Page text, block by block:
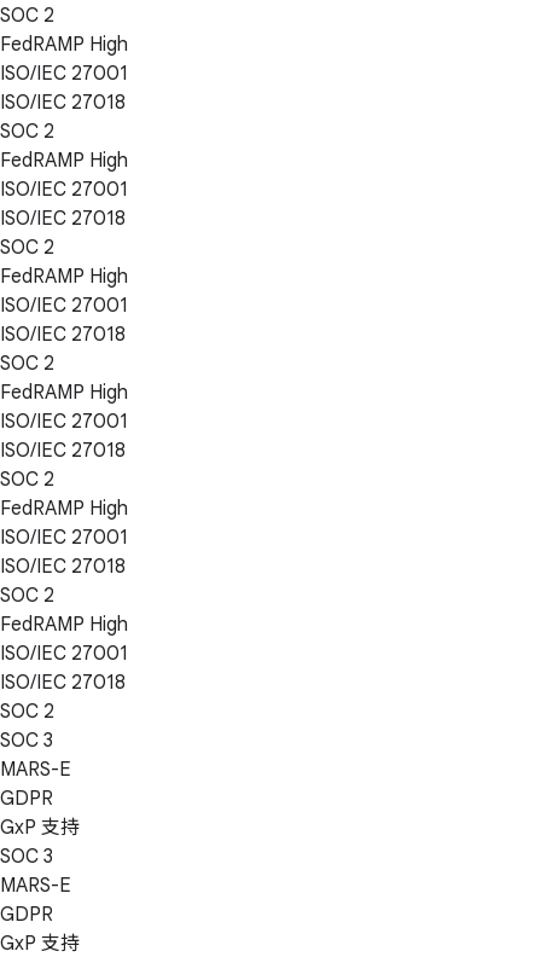
SOC 2
FedRAMP High
ISO/IEC 27001
ISO/IEC 27018
SOC 2
FedRAMP High
ISO/IEC 27001
ISO/IEC 27018
SOC 2
FedRAMP High
ISO/IEC 27001
ISO/IEC 27018
SOC 2
FedRAMP High
ISO/IEC 27001
ISO/IEC 27018
SOC 2
FedRAMP High
ISO/IEC 27001
ISO/IEC 27018
SOC 2
FedRAMP High
ISO/IEC 27001
ISO/IEC 27018
SOC 2
SOC 3
MARS-E
GDPR
GxP 支持
SOC 3
MARS-E
GDPR
GxP 支持